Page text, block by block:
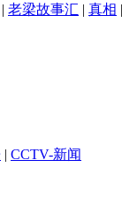
老梁故事汇 | 真相 |
| CCTV-新闻